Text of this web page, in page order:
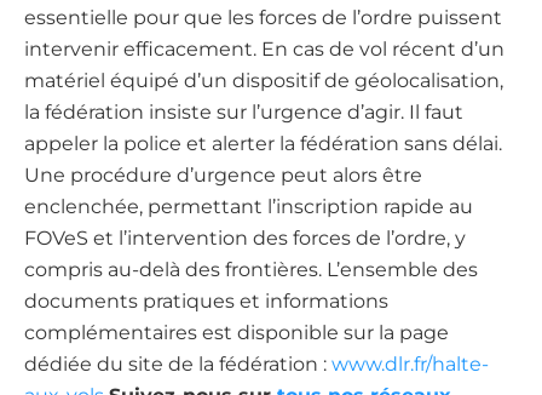
essentielle pour que les forces de l’ordre puissent
intervenir efficacement. En cas de vol récent d’un
matériel équipé d’un dispositif de géolocalisation,
la fédération insiste sur l’urgence d’agir. Il faut
appeler la police et alerter la fédération sans délai.
Une procédure d’urgence peut alors être
enclenchée, permettant l’inscription rapide au
FOVeS et l’intervention des forces de l’ordre, y
compris au-delà des frontières. L’ensemble des
documents pratiques et informations
complémentaires est disponible sur la page
dédiée du site de la fédération : www.dlr.fr/halte-